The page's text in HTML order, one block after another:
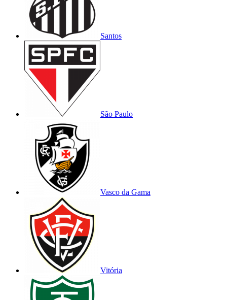
Santos
São Paulo
Vasco da Gama
Vitória